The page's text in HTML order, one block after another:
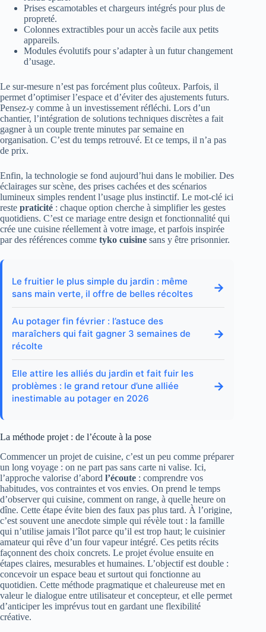
Prises escamotables et chargeurs intégrés pour plus de
propreté.
Colonnes extractibles pour un accès facile aux petits
appareils.
Modules évolutifs pour s’adapter à un futur changement
d’usage.
Le sur-mesure n’est pas forcément plus coûteux. Parfois, il
permet d’optimiser l’espace et d’éviter des ajustements futurs.
Pensez-y comme à un investissement réfléchi. Lors d’un
chantier, l’intégration de solutions techniques discrètes a fait
gagner à un couple trente minutes par semaine en
organisation. C’est du temps retrouvé. Et ce temps, il n’a pas
de prix.
Enfin, la technologie se fond aujourd’hui dans le mobilier. Des
éclairages sur scène, des prises cachées et des scénarios
lumineux simples rendent l’usage plus instinctif. Le mot-clé ici
reste praticité : chaque option cherche à simplifier les gestes
quotidiens. C’est ce mariage entre design et fonctionnalité qui
crée une cuisine réellement à votre image, et parfois inspirée
par des références comme tyko cuisine sans y être prisonnier.
Le fruitier le plus simple du jardin : même
sans main verte, il offre de belles récoltes
→
Au potager fin février : l’astuce des
maraîchers qui fait gagner 3 semaines de
récolte
→
Elle attire les alliés du jardin et fait fuir les
problèmes : le grand retour d’une alliée
inestimable au potager en 2026
→
La méthode projet : de l’écoute à la pose
Commencer un projet de cuisine, c’est un peu comme préparer
un long voyage : on ne part pas sans carte ni valise. Ici,
l’approche valorise d’abord l’écoute : comprendre vos
habitudes, vos contraintes et vos envies. On prend le temps
d’observer qui cuisine, comment on range, à quelle heure on
dîne. Cette étape évite bien des faux pas plus tard. À l’origine,
c’est souvent une anecdote simple qui révèle tout : la famille
qui n’utilise jamais l’îlot parce qu’il est trop haut; le cuisinier
amateur qui rêve d’un four vapeur intégré. Ces petits récits
façonnent des choix concrets. Le projet évolue ensuite en
étapes claires, mesurables et humaines. L’objectif est double :
concevoir un espace beau et surtout qui fonctionne au
quotidien. Cette méthode pragmatique et chaleureuse met en
valeur le dialogue entre utilisateur et concepteur, et elle permet
d’anticiper les imprévus tout en gardant une flexibilité
créative.